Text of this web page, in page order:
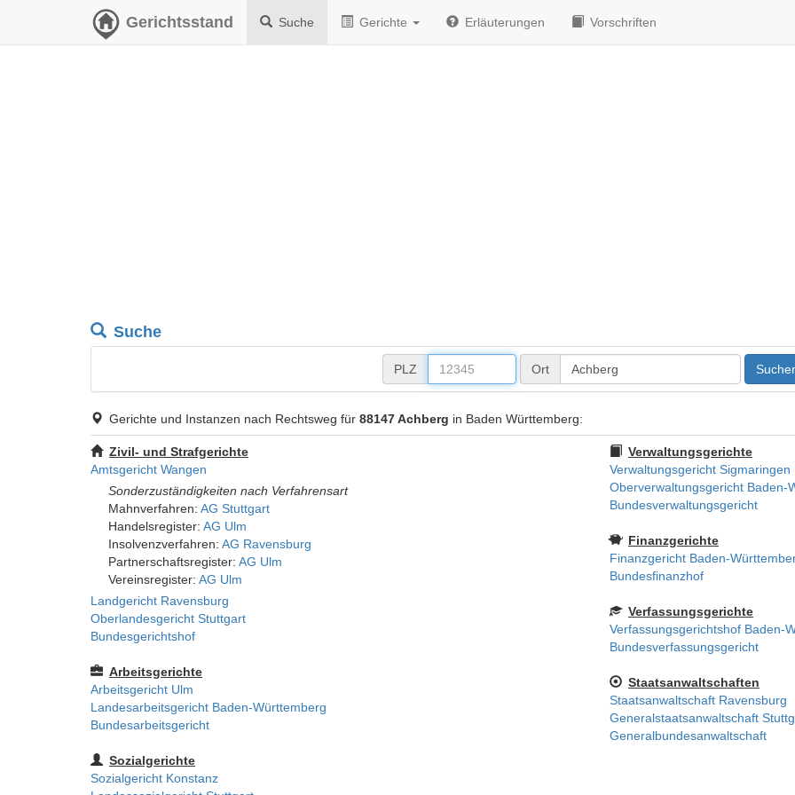
Gerichtsstand Suche Gerichte Erläuterungen Vorschriften
Suche
PLZ Ort
Gerichte und Instanzen nach Rechtsweg für 88147 Achberg in Baden Württemberg:
Zivil- und Strafgerichte
Amtsgericht Wangen
Sonderzuständigkeiten nach Verfahrensart
Mahnverfahren: AG Stuttgart
Handelsregister: AG Ulm
Insolvenzverfahren: AG Ravensburg
Partnerschaftsregister: AG Ulm
Vereinsregister: AG Ulm
Landgericht Ravensburg
Oberlandesgericht Stuttgart
Bundesgerichtshof
Arbeitsgerichte
Arbeitsgericht Ulm
Landesarbeitsgericht Baden-Württemberg
Bundesarbeitsgericht
Sozialgerichte
Sozialgericht Konstanz
Verwaltungsgerichte
Verwaltungsgericht Sigmaringen
Oberverwaltungsgericht Baden-
Bundesverwaltungsgericht
Finanzgerichte
Finanzgericht Baden-
Bundesfinanzhof
Verfassungsgerichte
Verfassungsgerichtshof Baden-
Bundesverfassungsgericht
Staatsanwaltschaften
Staatsanwaltschaft Ravensburg
Generalstaatsanwaltschaft
Generalbundesanwaltschaft